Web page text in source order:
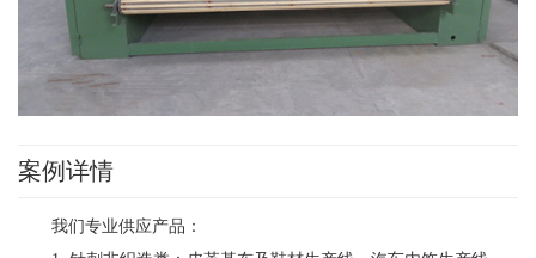
案例详情
我们专业供应产品：